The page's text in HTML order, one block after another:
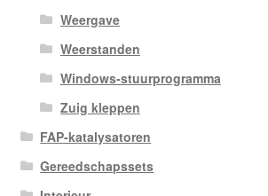
Weergave
Weerstanden
Windows-stuurprogramma
Zuig kleppen
FAP-katalysatoren
Gereedschapssets